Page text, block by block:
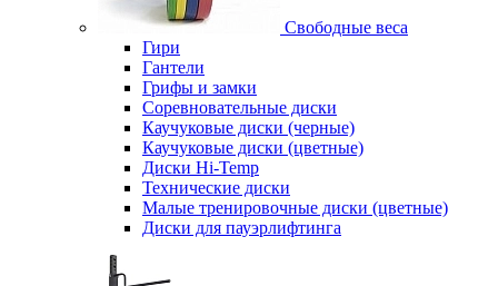
Свободные веса
Гири
Гантели
Грифы и замки
Соревновательные диски
Каучуковые диски (черные)
Каучуковые диски (цветные)
Диски Hi-Temp
Технические диски
Малые тренировочные диски (цветные)
Диски для пауэрлифтинга